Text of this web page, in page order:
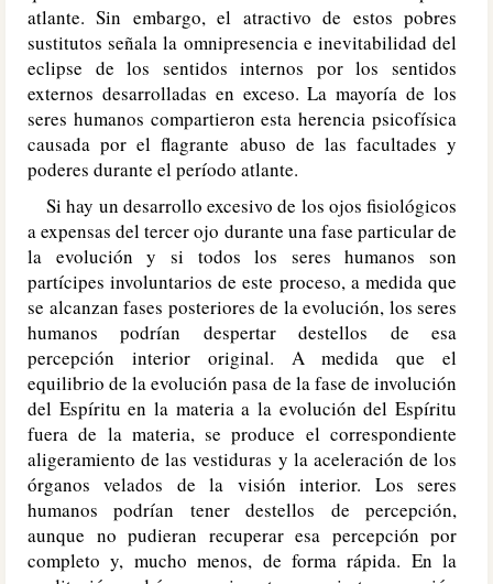
atlante. Sin embargo, el atractivo de estos pobres
sustitutos señala la omnipresencia e inevitabilidad del
eclipse de los sentidos internos por los sentidos
externos desarrolladas en exceso. La mayoría de los
seres humanos compartieron esta herencia psicofísica
causada por el flagrante abuso de las facultades y
poderes durante el período atlante.
Si hay un desarrollo excesivo de los ojos fisiológicos
a expensas del tercer ojo durante una fase particular de
la evolución y si todos los seres humanos son
partícipes involuntarios de este proceso, a medida que
se alcanzan fases posteriores de la evolución, los seres
humanos podrían despertar destellos de esa
percepción interior original. A medida que el
equilibrio de la evolución pasa de la fase de involución
del Espíritu en la materia a la evolución del Espíritu
fuera de la materia, se produce el correspondiente
aligeramiento de las vestiduras y la aceleración de los
órganos velados de la visión interior. Los seres
humanos podrían tener destellos de percepción,
aunque no pudieran recuperar esa percepción por
completo y, mucho menos, de forma rápida. En la